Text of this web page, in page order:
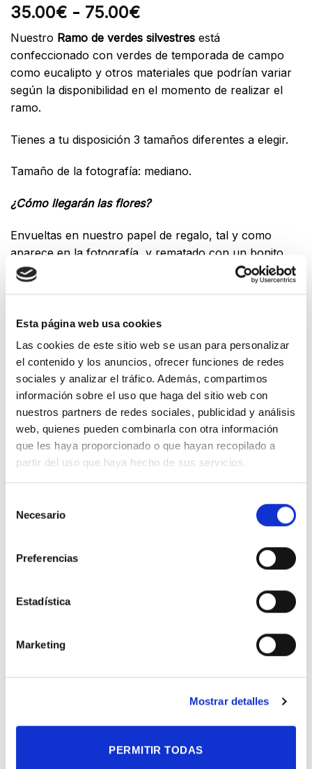
Esta página web usa cookies
Las cookies de este sitio web se usan para personalizar
el contenido y los anuncios, ofrecer funciones de redes
sociales y analizar el tráfico. Además, compartimos
información sobre el uso que haga del sitio web con
nuestros partners de redes sociales, publicidad y análisis
web, quienes pueden combinarla con otra información
que les haya proporcionado o que hayan recopilado a
partir del uso que haya hecho de sus servicios.
Necesario
Preferencias
Estadística
Marketing
Mostrar detalles
PERMITIR TODAS
35.00€ - 75.00€Rango
de
precios:
desde
35.00€
hasta
Nuestro Ramo de verdes silvestres está
confeccionado con verdes de temporada de campo
como eucalipto y otros materiales que podrían variar
según la disponibilidad en el momento de realizar el
ramo.
Tienes a tu disposición 3 tamaños diferentes a elegir.
Tamaño de la fotografía: mediano.
¿Cómo llegarán las flores?
Envueltas en nuestro papel de regalo, tal y como
aparece en la fotografía, y rematado con un bonito
lazo de rafia. Es ideal para regalar o para colocar en
casa.
Si quieres enviárselo a alguien como regalo puedes
ramo. Escríbelo en el formulario de compra junto a los
datos de envío.
Para que los verdes duren más frescos por más
tiempo es imprescindible colocar el ramo en agua
nada más se reciba y cambiarla todos los días,
cortando un centímetro de los tallos en forma de bisel.
LIMPIAR
Ramo verdes silvestres cantidad
AÑADIR AL CARRITO
COMPRAR AHORA